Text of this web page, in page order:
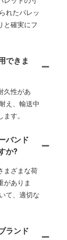
れたパレッ
と確実にフ
できま
久性があ
え、輸送中
す。
バンド
か?
まざまな荷
がありま
て、適切な
ランド